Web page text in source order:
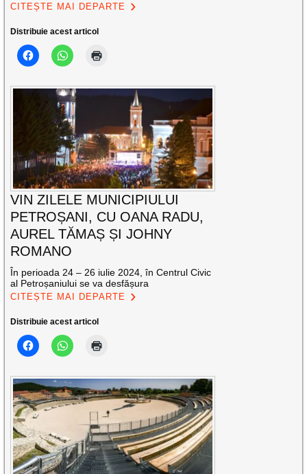
CITEȘTE MAI DEPARTE
Distribuie acest articol
VIN ZILELE MUNICIPIULUI
PETROȘANI, CU OANA RADU,
AUREL TĂMAȘ ȘI JOHNY
ROMANO
În perioada 24 – 26 iulie 2024, în Centrul Civic
al Petroșaniului se va desfășura
CITEȘTE MAI DEPARTE
Distribuie acest articol